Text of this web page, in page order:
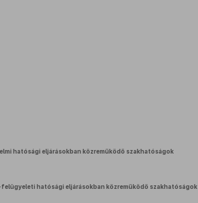
hatósági eljárásokban közreműködő szakhatóságok
felügyeleti hatósági eljárásokban közreműködő szakhatóságok